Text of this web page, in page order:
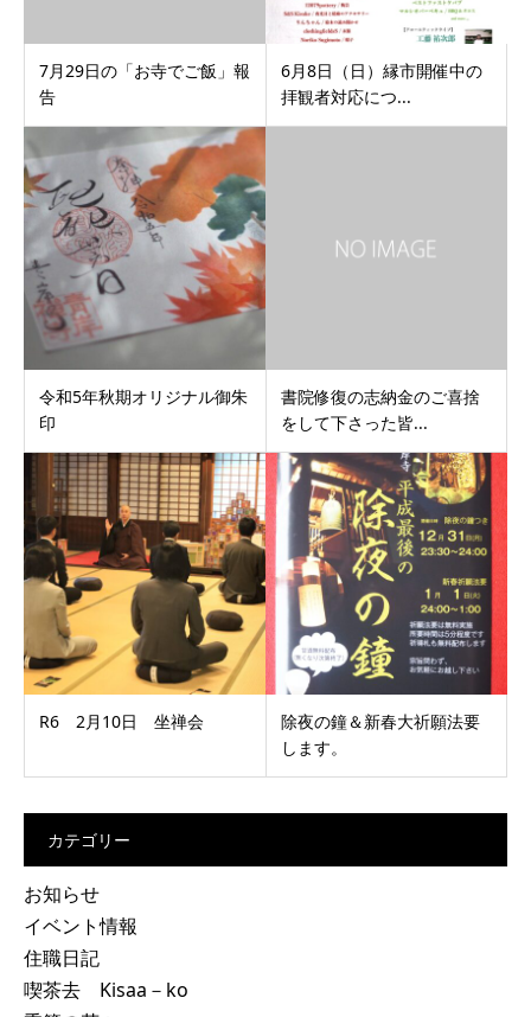
7月29日の「お寺でご飯」報
告
6月8日（日）縁市開催中の
拝観者対応につ...
令和5年秋期オリジナル御朱
印
書院修復の志納金のご喜捨
をして下さった皆...
R6 2月10日 坐禅会
除夜の鐘＆新春大祈願法要
します。
カテゴリー
お知らせ
イベント情報
住職日記
喫茶去 Kisaa－ko